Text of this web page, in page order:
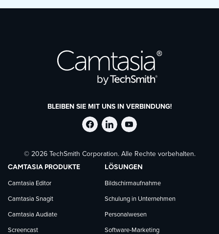
Zusammenfügen von Clips nutzen.
BLEIBEN SIE MIT UNS IN VERBINDUNG!
TechSmith
auf
Facebook
folgen
TechSmith
auf
LinkedIn
folgen
TechSmith
auf
YouTube
folgen
© 2026 TechSmith Corporation. Alle Rechte vorbehalten.
CAMTASIA PRODUKTE
Camtasia Editor
Camtasia Snagit
Camtasia Audiate
Screencast
LÖSUNGEN
Bildschirmaufnahme
Schulung in Unternehmen
Personalwesen
Software-Marketing